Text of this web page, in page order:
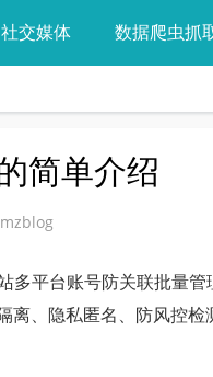
社交媒体 数据爬虫抓
简单介绍
多平台账号防关联批量
离、隐私匿名、防风控